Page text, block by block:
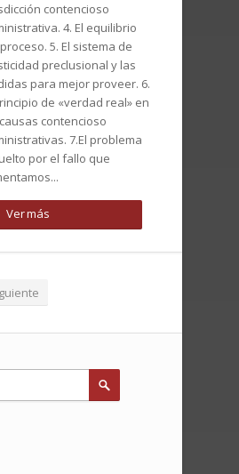
contencioso
4. El equilibrio
5. El sistema de
preclusional y las
para mejor proveer. 6.
de «verdad real» en
contencioso
7.El problema
por el fallo que
Ver más